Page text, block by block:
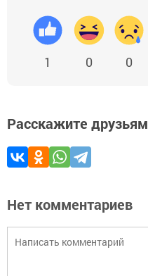
1 0 0
Расскажите друзьям
Нет комментариев